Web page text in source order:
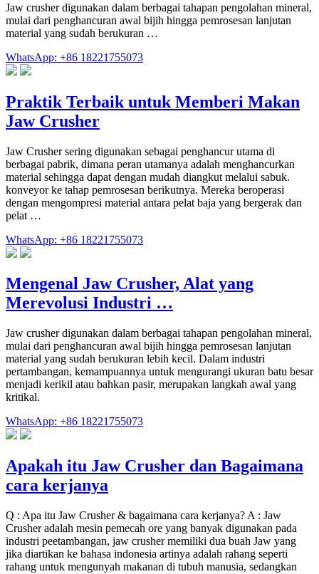
Jaw crusher digunakan dalam berbagai tahapan pengolahan mineral,
mulai dari penghancuran awal bijih hingga pemrosesan lanjutan
material yang sudah berukuran …
WhatsApp: +86 18221755073
Praktik Terbaik untuk Memberi Makan
Jaw Crusher
Jaw Crusher sering digunakan sebagai penghancur utama di
berbagai pabrik, dimana peran utamanya adalah menghancurkan
material sehingga dapat dengan mudah diangkut melalui sabuk.
konveyor ke tahap pemrosesan berikutnya. Mereka beroperasi
dengan mengompresi material antara pelat baja yang bergerak dan
pelat …
WhatsApp: +86 18221755073
Mengenal Jaw Crusher, Alat yang
Merevolusi Industri …
Jaw crusher digunakan dalam berbagai tahapan pengolahan mineral,
mulai dari penghancuran awal bijih hingga pemrosesan lanjutan
material yang sudah berukuran lebih kecil. Dalam industri
pertambangan, kemampuannya untuk mengurangi ukuran batu besar
menjadi kerikil atau bahkan pasir, merupakan langkah awal yang
kritikal.
WhatsApp: +86 18221755073
Apakah itu Jaw Crusher dan Bagaimana
cara kerjanya
Q : Apa itu Jaw Crusher & bagaimana cara kerjanya? A : Jaw
Crusher adalah mesin pemecah ore yang banyak digunakan pada
industri peetambangan, jaw crusher memiliki dua buah Jaw yang
jika diartikan ke bahasa indonesia artinya adalah rahang seperti
rahang untuk mengunyah makanan di tubuh manusia, sedangkan